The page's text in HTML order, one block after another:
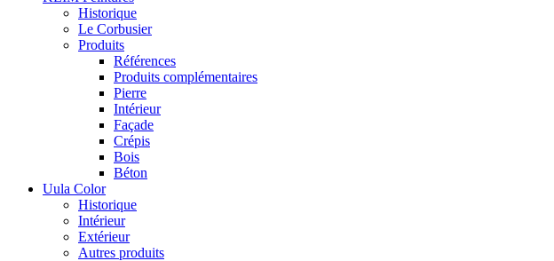
Historique
Le Corbusier
Produits
Références
Produits complémentaires
Pierre
Intérieur
Façade
Crépis
Bois
Béton
Uula Color
Historique
Intérieur
Extérieur
Autres produits